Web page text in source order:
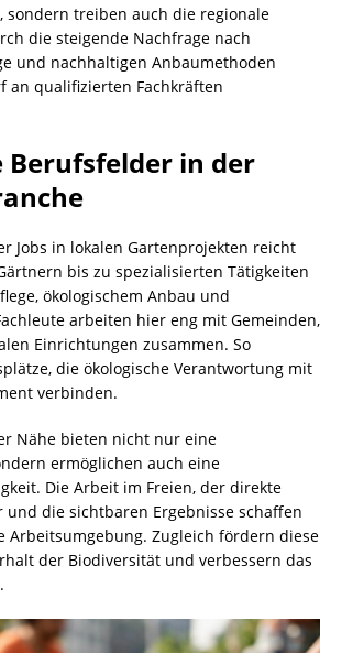
sondern treiben auch die regionale
die steigende Nachfrage nach
und nachhaltigen Anbaumethoden
an qualifizierten Fachkräften
Berufsfelder in der
Jobs in lokalen Gartenprojekten reicht
bis zu spezialisierten Tätigkeiten
ökologischem Anbau und
arbeiten hier eng mit Gemeinden,
Einrichtungen zusammen. So
die ökologische Verantwortung mit
verbinden.
Nähe bieten nicht nur eine
ermöglichen auch eine
Die Arbeit im Freien, der direkte
und die sichtbaren Ergebnisse schaffen
Arbeitsumgebung. Zugleich fördern diese
der Biodiversität und verbessern das